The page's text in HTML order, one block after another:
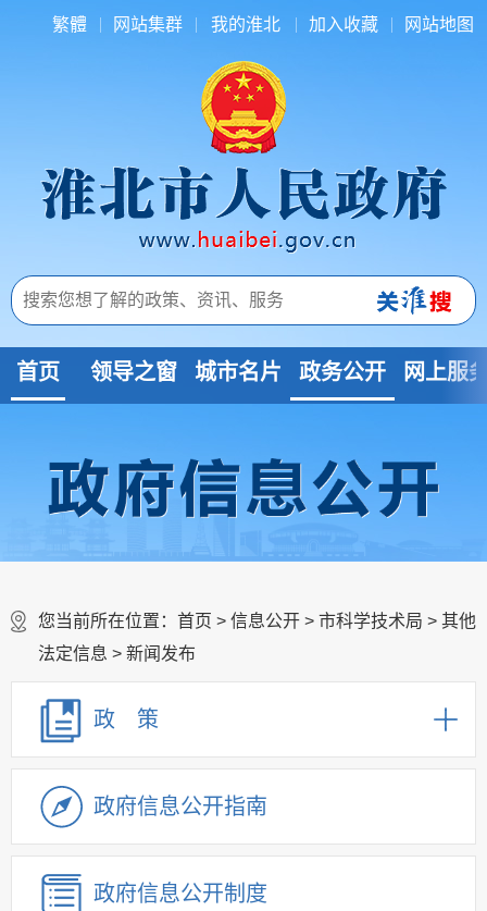
繁體 网站集群 我的淮北 加入收藏 网站地图
首页 领导之窗 城市名片 政务公开 网上服
您当前所在位置： 首页 > 信息公开 > 市科学技术局 > 其他
法定信息 > 新闻发布
政 策
政府信息公开指南
政府信息公开制度